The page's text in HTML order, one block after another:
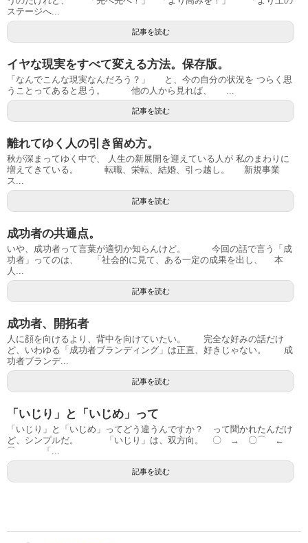
ステージへ...
記事を読む
イヤな現実をすべて変える方法。保存版。
「なんでこんな現実なんだろう？」 と、今の自分の状況を つらく思
うことってあると思う。 他の人から見れば、 ...
記事を読む
離れてゆく人の引き留め方。
秋が深まってゆく中で、 人生の新展開を迎えている人が 私のまわりに
増えてきている。 転職、栄転、結婚、引っ越し。 新規事業
ス...
記事を読む
成功者の共通点。
いや、成功者って言葉が適切か知らんけど。 今回の話で言う「成
功者」ってのは、 「社会的に見て、ある一定の成果を出し、 本
人...
記事を読む
成功者、開拓者
人に顔を向けるより、背中を向けていたい。 完全な好みの話だけ
ど、いわゆる「成功者ブランディング」は正直、好きじゃない。 成
功者ブランデ...
記事を読む
「いじり」と「いじめ」って
「いじり」と「いじめ」ってどう違うんですか？ って聞かれたんだけ
ど、シンプルだ。 「いじり」は、双方向。 〇 → 〇⌒ ←
⌒ 「...
記事を読む